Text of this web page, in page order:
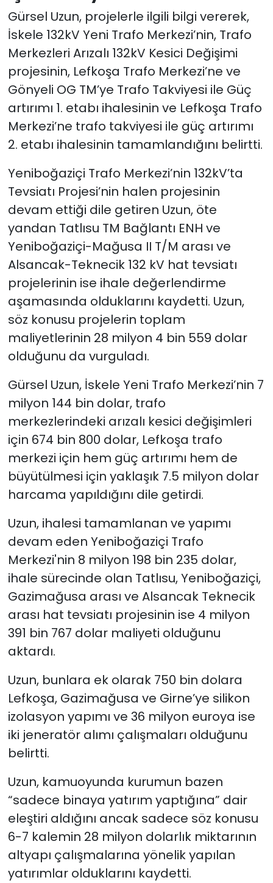
Gürsel Uzun, projelerle ilgili bilgi vererek,
İskele 132kV Yeni Trafo Merkezi’nin, Trafo
Merkezleri Arızalı 132kV Kesici Değişimi
projesinin, Lefkoşa Trafo Merkezi’ne ve
Gönyeli OG TM’ye Trafo Takviyesi ile Güç
artırımı 1. etabı ihalesinin ve Lefkoşa Trafo
Merkezi’ne trafo takviyesi ile güç artırımı
2. etabı ihalesinin tamamlandığını belirtti.
Yeniboğaziçi Trafo Merkezi’nin 132kV’ta
Tevsiatı Projesi’nin halen projesinin
devam ettiği dile getiren Uzun, öte
yandan Tatlısu TM Bağlantı ENH ve
Yeniboğaziçi-Mağusa II T/M arası ve
Alsancak-Teknecik 132 kV hat tevsiatı
projelerinin ise ihale değerlendirme
aşamasında olduklarını kaydetti. Uzun,
söz konusu projelerin toplam
maliyetlerinin 28 milyon 4 bin 559 dolar
olduğunu da vurguladı.
Gürsel Uzun, İskele Yeni Trafo Merkezi’nin 7
milyon 144 bin dolar, trafo
merkezlerindeki arızalı kesici değişimleri
için 674 bin 800 dolar, Lefkoşa trafo
merkezi için hem güç artırımı hem de
büyütülmesi için yaklaşık 7.5 milyon dolar
harcama yapıldığını dile getirdi.
Uzun, ihalesi tamamlanan ve yapımı
devam eden Yeniboğaziçi Trafo
Merkezi'nin 8 milyon 198 bin 235 dolar,
ihale sürecinde olan Tatlısu, Yeniboğaziçi,
Gazimağusa arası ve Alsancak Teknecik
arası hat tevsiatı projesinin ise 4 milyon
391 bin 767 dolar maliyeti olduğunu
aktardı.
Uzun, bunlara ek olarak 750 bin dolara
Lefkoşa, Gazimağusa ve Girne’ye silikon
izolasyon yapımı ve 36 milyon euroya ise
iki jeneratör alımı çalışmaları olduğunu
belirtti.
Uzun, kamuoyunda kurumun bazen
“sadece binaya yatırım yaptığına” dair
eleştiri aldığını ancak sadece söz konusu
6-7 kalemin 28 milyon dolarlık miktarının
altyapı çalışmalarına yönelik yapılan
yatırımlar olduklarını kaydetti.